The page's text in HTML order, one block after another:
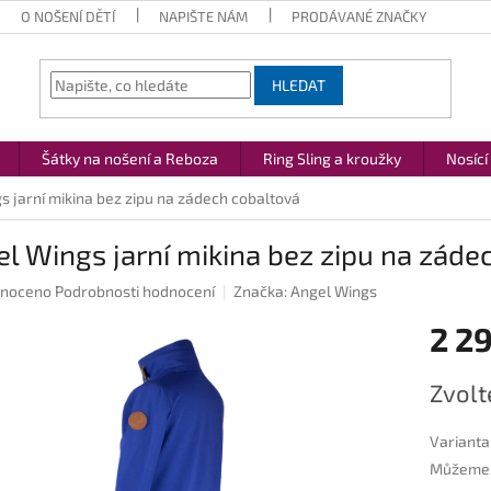
O NOŠENÍ DĚTÍ NAPIŠTE NÁM PRODÁVANÉ ZNAČKY
HLEDAT
Šátky na nošení a Reboza Ring Sling a kroužky
jarní mikina bez zipu na zádech cobaltová
Wings jarní mikina bez zipu na
Podrobnosti hodnocení Značka:Angel Wings
2
cena:
Varianta